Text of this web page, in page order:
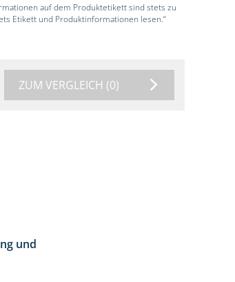
auf dem Produktetikett sind stets zu
Etikett und Produktinformationen lesen.“
ZUM VERGLEICH (0)
und